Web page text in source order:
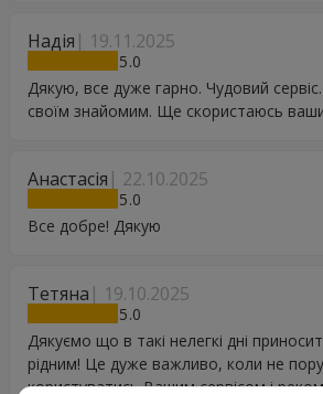
Надія 19.11.2025
5
Дякую, все дуже гарно. Чудовий
своїм знайомим. Ще скористаюсь
Анастасія 22.10.2025
5
Все добре! Дякую
Тетяна 19.10.2025
5
Дякуємо що в такі нелегкі дні
рідним! Це дуже важливо, коли не
користуватись Вашим сервісом і